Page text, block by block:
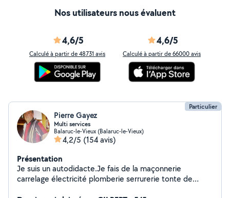
Nos utilisateurs nous évaluent
4,6/5
Calculé à partir de 48731 avis
4,6/5
Calculé à partir de 66000 avis
Particulier
Pierre Gayez
Multi services
Balaruc-le-Vieux (Balaruc-le-Vieux)
4,2/5 (154 avis)
Présentation
Je suis un autodidacte.Je fais de la maçonnerie
carrelage électricité plomberie serrurerie tonte de